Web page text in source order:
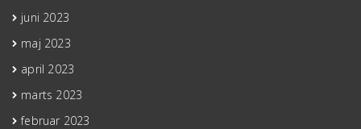
juni 2023
maj 2023
april 2023
marts 2023
februar 2023